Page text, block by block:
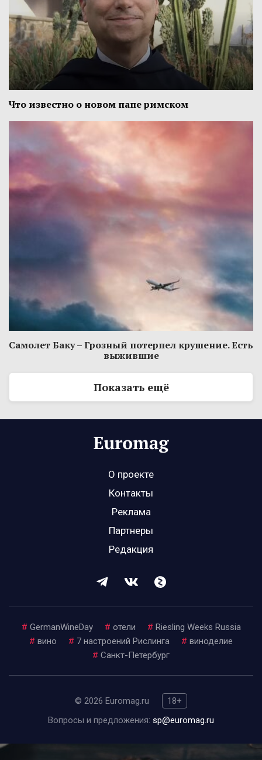
Что известно о новом папе римском
Самолет Баку – Грозный потерпел крушение. Есть
выжившие
Показать ещё
О проекте
Контакты
Реклама
Партнеры
Редакция
# GermanWineDay # отели # Riesling Weeks Russia
# вино # 7 настроений Рислинга # виноделие
# Санкт-Петербург
© 2026 Euromag.ru
18+
Вопросы и предложения: sp@euromag.ru